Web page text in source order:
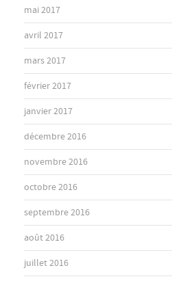
mai 2017
avril 2017
mars 2017
février 2017
janvier 2017
décembre 2016
novembre 2016
octobre 2016
septembre 2016
août 2016
juillet 2016